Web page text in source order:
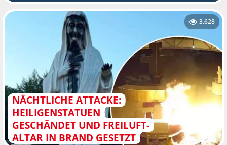
NÄCHTLICHE ATTACKE:
HEILIGENSTATUEN
GESCHÄNDET UND FREILUFT-
ALTAR IN BRAND GESETZT
3.628